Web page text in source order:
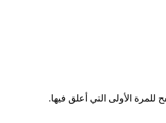
الأولى التي أعلق فيها.